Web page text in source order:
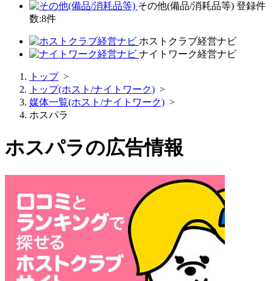
その他(備品/消耗品等) 登録件
数:8件
ホストクラブ経営ナビ
ナイトワーク経営ナビ
トップ >
トップ(ホスト/ナイトワーク) >
媒体一覧(ホスト/ナイトワーク) >
ホスパラ
ホスパラの広告情報